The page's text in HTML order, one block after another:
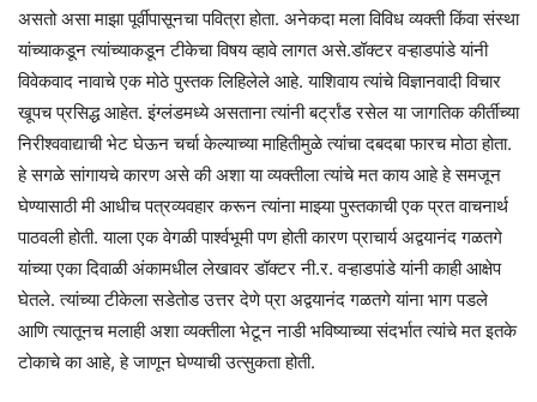
असतो असा माझा पूर्वीपासूनचा पवित्रा होता. अनेकदा मला विविध व्यक्ती किंवा संस्था
यांच्याकडून त्यांच्याकडून टीकेचा विषय व्हावे लागत असे.डॉक्टर वऱ्हाडपांडे यांनी
विवेकवाद नावाचे एक मोठे पुस्तक लिहिलेले आहे. याशिवाय त्यांचे विज्ञानवादी विचार
खूपच प्रसिद्ध आहेत. इंग्लंडमध्ये असताना त्यांनी बर्ट्रांड रसेल या जागतिक कीर्तीच्या
निरीश्ववाद्याची भेट घेऊन चर्चा केल्याच्या माहितीमुळे त्यांचा दबदबा फारच मोठा होता.
हे सगळे सांगायचे कारण असे की अशा या व्यक्तीला त्यांचे मत काय आहे हे समजून
घेण्यासाठी मी आधीच पत्रव्यवहार करून त्यांना माझ्या पुस्तकाची एक प्रत वाचनार्थ
पाठवली होती. याला एक वेगळी पार्श्वभूमी पण होती कारण प्राचार्य अद्वयानंद गळतगे
यांच्या एका दिवाळी अंकामधील लेखावर डॉक्टर नी.र. वऱ्हाडपांडे यांनी काही आक्षेप
घेतले. त्यांच्या टीकेला सडेतोड उत्तर देणे प्रा अद्वयानंद गळतगे यांना भाग पडले
आणि त्यातूनच मलाही अशा व्यक्तीला भेटून नाडी भविष्याच्या संदर्भात त्यांचे मत इतके
टोकाचे का आहे, हे जाणून घेण्याची उत्सुकता होती.